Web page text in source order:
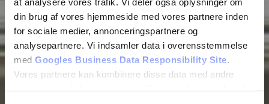
din brug af vores hjemmeside med vores partnere inden
for sociale medier, annonceringspartnere og
analysepartnere. Vi indsamler data i overensstemmelse
med Googles Business Data Responsibility Site
Vores partnere kan kombinere disse data med andre